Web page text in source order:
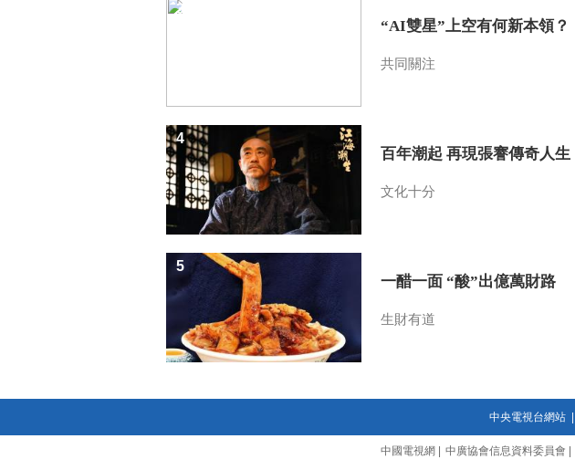
“AI雙星”上空有何新本領？
共同關注
3
百年潮起 再現張謇傳奇人生
文化十分
4
一醋一面 “酸”出億萬財路
生財有道
5
中央電視台網站|
中國電視網 中廣協會信息資料委員會